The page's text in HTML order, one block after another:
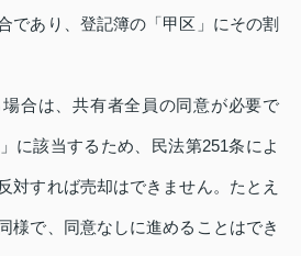
であり、登記簿の「甲区」にその割
合は、共有者全員の同意が必要で
に該当するため、民法第251条によ
対すれば売却はできません。たとえ
様で、同意なしに進めることはでき